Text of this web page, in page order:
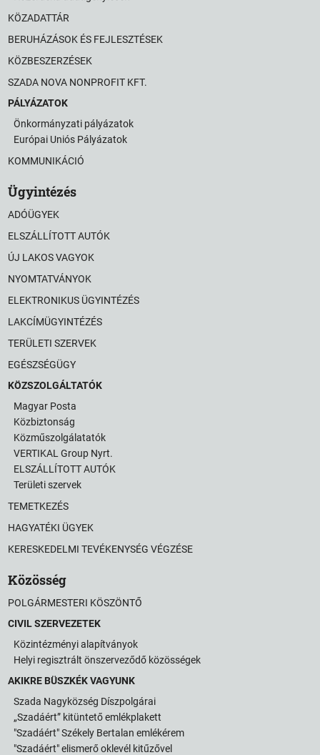
KÖZADATTÁR
BERUHÁZÁSOK ÉS FEJLESZTÉSEK
KÖZBESZERZÉSEK
SZADA NOVA NONPROFIT KFT.
PÁLYÁZATOK
Önkormányzati pályázatok
Európai Uniós Pályázatok
KOMMUNIKÁCIÓ
Ügyintézés
ADÓÜGYEK
ELSZÁLLÍTOTT AUTÓK
ÚJ LAKOS VAGYOK
NYOMTATVÁNYOK
ELEKTRONIKUS ÜGYINTÉZÉS
LAKCÍMÜGYINTÉZÉS
TERÜLETI SZERVEK
EGÉSZSÉGÜGY
KÖZSZOLGÁLTATÓK
Magyar Posta
Közbiztonság
Közműszolgálatatók
VERTIKAL Group Nyrt.
ELSZÁLLÍTOTT AUTÓK
Területi szervek
TEMETKEZÉS
HAGYATÉKI ÜGYEK
KERESKEDELMI TEVÉKENYSÉG VÉGZÉSE
Közösség
POLGÁRMESTERI KÖSZÖNTŐ
CIVIL SZERVEZETEK
Közintézményi alapítványok
Helyi regisztrált önszerveződő közösségek
AKIKRE BÜSZKÉK VAGYUNK
Szada Nagyközség Díszpolgárai
„Szadáért” kitüntető emlékplakett
"Szadáért" Székely Bertalan emlékérem
"Szadáért" elismerő oklevél kitűzővel